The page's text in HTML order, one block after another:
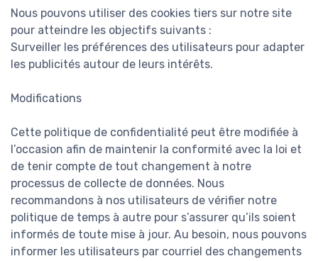
Nous pouvons utiliser des cookies tiers sur notre site
pour atteindre les objectifs suivants :
Surveiller les préférences des utilisateurs pour adapter
les publicités autour de leurs intérêts.
Modifications
Cette politique de confidentialité peut être modifiée à
l’occasion afin de maintenir la conformité avec la loi et
de tenir compte de tout changement à notre
processus de collecte de données. Nous
recommandons à nos utilisateurs de vérifier notre
politique de temps à autre pour s’assurer qu’ils soient
informés de toute mise à jour. Au besoin, nous pouvons
informer les utilisateurs par courriel des changements